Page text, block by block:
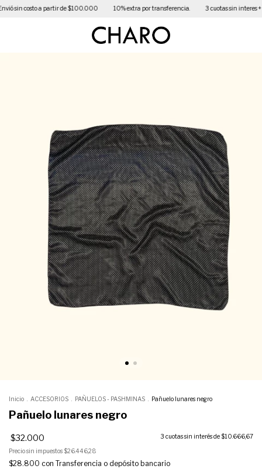
sin costo a partir de $100.000 10% extra por transferencia. 3 cuotas sin interes +
Inicio ACCESORIOS PAÑUELOS - PASHMINAS Pañuelo lunares negro
Pañuelo lunares negro
$32.000 3 cuotas sin interés de$10.666,67
Precio sin impuestos$26.446,28
$28.800 con Transferencia o depósito bancario